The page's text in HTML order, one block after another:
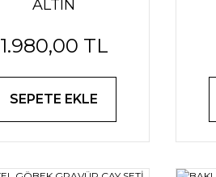
ALTIN
1.980,00 TL
SEPETE EKLE